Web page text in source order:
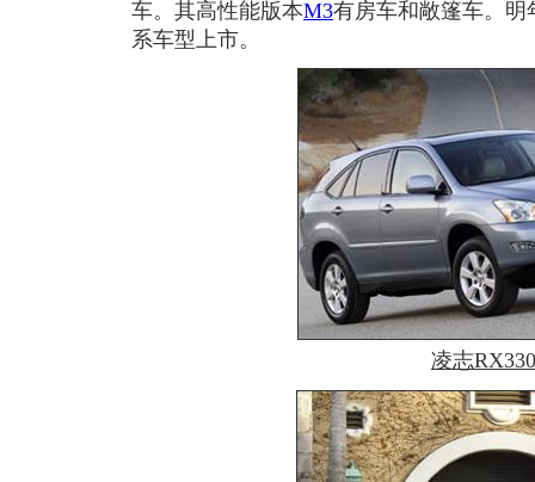
车。其高性能版本M3有房车和敞篷车。明
系车型上市。
凌志RX330